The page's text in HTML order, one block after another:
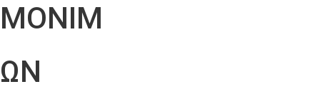
ΜΟΝΙΜ
ΩΝ